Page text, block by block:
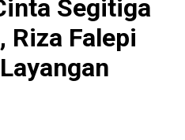
Segitiga
Riza Falepi